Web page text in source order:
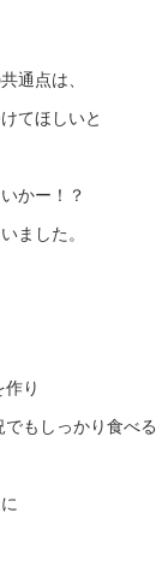
通点は、
てほしいと
かー！？
ました。
り
もしっかり食べる